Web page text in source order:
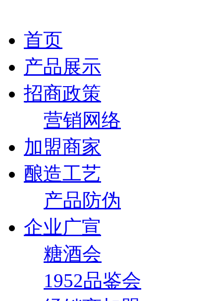
首页
产品展示
招商政策
营销网络
加盟商家
酿造工艺
产品防伪
企业广宣
糖酒会
1952品鉴会